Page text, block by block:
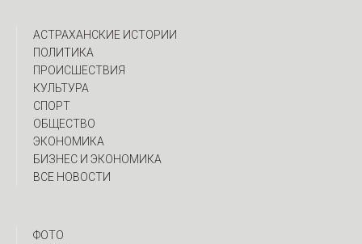
АСТРАХАНСКИЕ ИСТОРИИ
ПОЛИТИКА
ПРОИСШЕСТВИЯ
КУЛЬТУРА
СПОРТ
ОБЩЕСТВО
ЭКОНОМИКА
БИЗНЕС И ЭКОНОМИКА
ВСЕ НОВОСТИ
ФОТО